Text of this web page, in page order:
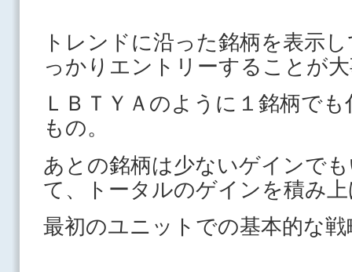
トレンドに沿った銘柄を表示
っかりエントリーすることが
ＬＢＴＹＡのように１銘柄で
もの。
あとの銘柄は少ないゲインで
て、トータルのゲインを積み
最初のユニットでの基本的な戦